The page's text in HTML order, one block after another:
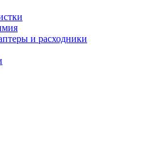
и расходники